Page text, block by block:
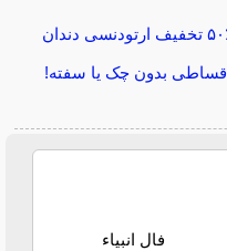
۵۰٪ تخفیف ارتودنسی دندان
اقساطی بدون چک یا سفته!
فال انبیاء